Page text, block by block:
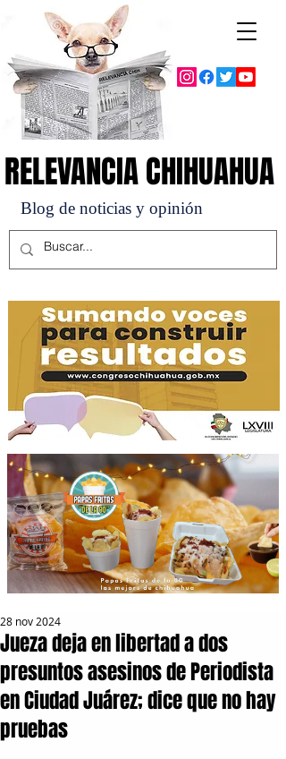
Blog de noticias y opinión
RELEVANCIA CHIHUAHUA
RELEVANCIA CHIHUAHUA
Jueza deja en libertad a dos
presuntos asesinos de Periodista
en Ciudad Juárez; dice que no hay
pruebas
28 nov 2024